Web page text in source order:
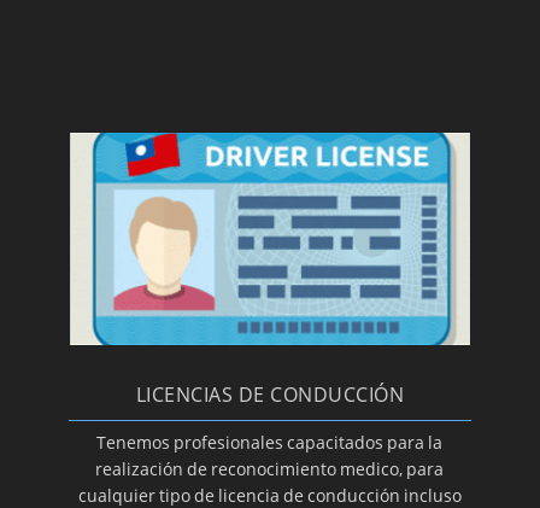
LICENCIAS DE CONDUCCIÓN
Tenemos profesionales capacitados para la
realización de reconocimiento medico, para
cualquier tipo de licencia de conducción incluso